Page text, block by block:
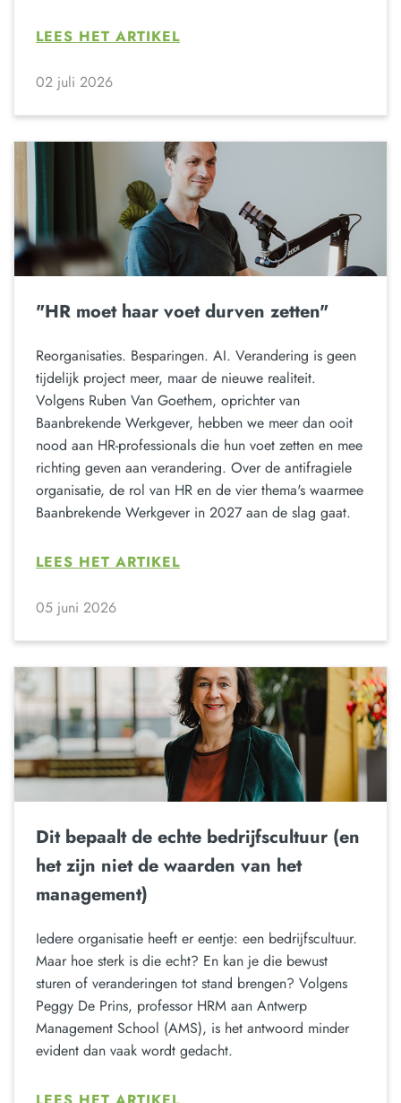
LEES HET ARTIKEL
02 juli 2026
"HR moet haar voet durven zetten"
Reorganisaties. Besparingen. AI. Verandering is geen
tijdelijk project meer, maar de nieuwe realiteit.
Volgens Ruben Van Goethem, oprichter van
Baanbrekende Werkgever, hebben we meer dan ooit
nood aan HR-professionals die hun voet zetten en mee
richting geven aan verandering. Over de antifragiele
organisatie, de rol van HR en de vier thema's waarmee
Baanbrekende Werkgever in 2027 aan de slag gaat.
LEES HET ARTIKEL
05 juni 2026
Dit bepaalt de echte bedrijfscultuur (en
het zijn niet de waarden van het
management)
Iedere organisatie heeft er eentje: een bedrijfscultuur.
Maar hoe sterk is die echt? En kan je die bewust
sturen of veranderingen tot stand brengen? Volgens
Peggy De Prins, professor HRM aan Antwerp
Management School (AMS), is het antwoord minder
evident dan vaak wordt gedacht.